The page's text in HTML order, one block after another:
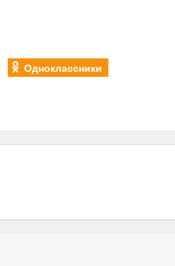
Одноклассники